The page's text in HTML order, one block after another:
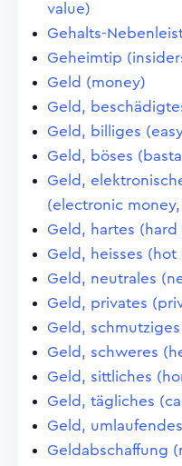
value)
Gehalts-
Geheimtip
Geld (money)
Geld,
Geld, billiges
Geld, böses
Geld,
(electronic
Geld, hartes (hard
Geld, heisses (hot
Geld, neutrales
Geld, privates
Geld,
Geld, schweres
Geld, sittliches
Geld, tägliches
Geld,
Geldabschaffung